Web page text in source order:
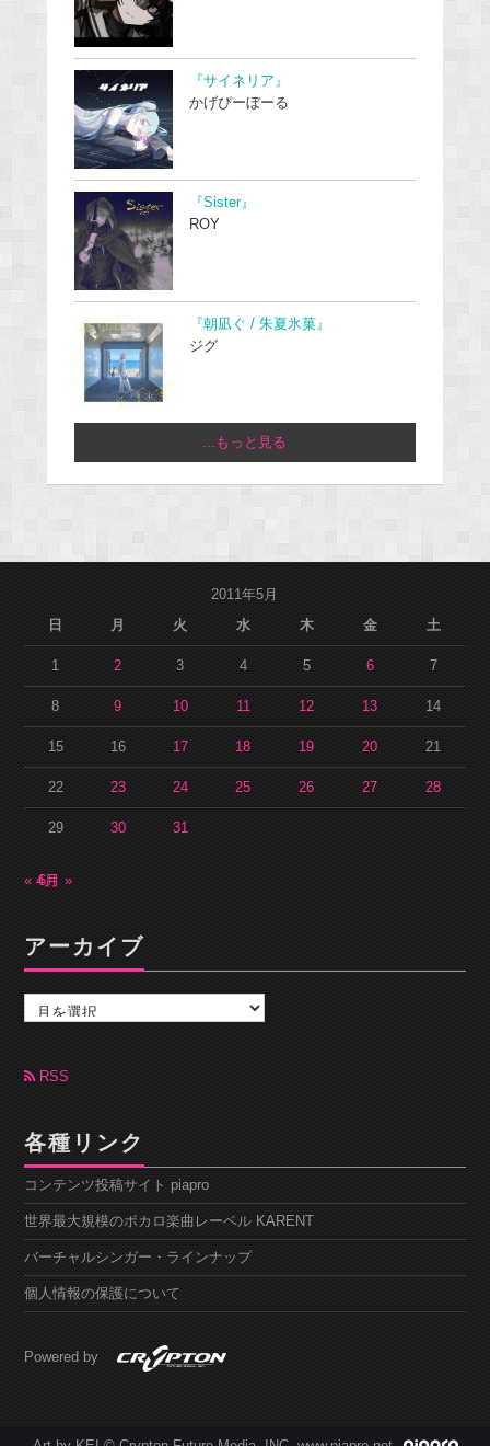
『サイネリア』
かげぴーぼーる
『Sister』
ROY
『朝凪ぐ / 朱夏氷菓』
ジグ
...もっと見る
2011年5月
日
月 火 水 木 金 土
1 2 3 4 5 6 7
8 9 10 11 12 13 14
15 16 17 18 19 20 21
22 23 24 25 26 27 28
29 30 31
« 4月6月 »
アーカイブ
カ
ブ RSS
各種リンク
コンテンツ投稿サイト piapro
世界最大規模のボカロ楽曲レーベル KARENT
バーチャルシンガー・ラインナップ
個人情報の保護について
Powered by